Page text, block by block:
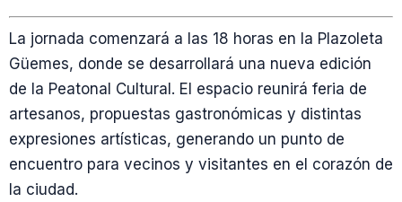
La jornada comenzará a las 18 horas en la Plazoleta
Güemes, donde se desarrollará una nueva edición
de la Peatonal Cultural. El espacio reunirá feria de
artesanos, propuestas gastronómicas y distintas
expresiones artísticas, generando un punto de
encuentro para vecinos y visitantes en el corazón de
la ciudad.